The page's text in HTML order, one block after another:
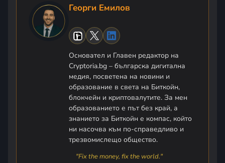
Георги Емилов
Основател и Главен редактор на
Cryptoria.bg – българска дигитална
медия, посветена на новини и
образование в света на Биткойн,
блокчейн и криптовалутите. За мен
образованието е път без край, а
знанието за Биткойн е компас, който
ни насочва към по-справедливо и
трезвомислещо общество.
"Fix the money, fix the world."